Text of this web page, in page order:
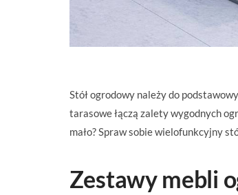
Stół ogrodowy należy do
tarasowe łączą zalety wygodnych
mało? Spraw sobie wielofunkcyjny
Zestawy mebli